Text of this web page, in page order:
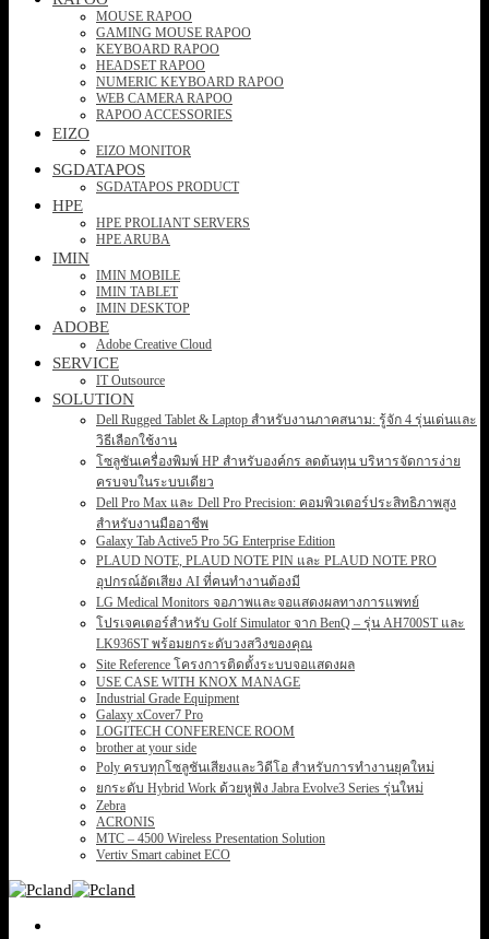
MOUSE RAPOO
GAMING MOUSE RAPOO
KEYBOARD RAPOO
HEADSET RAPOO
NUMERIC KEYBOARD RAPOO
WEB CAMERA RAPOO
RAPOO ACCESSORIES
EIZO
EIZO MONITOR
SGDATAPOS
SGDATAPOS PRODUCT
HPE
HPE PROLIANT SERVERS
HPE ARUBA
IMIN
IMIN MOBILE
IMIN TABLET
IMIN DESKTOP
ADOBE
Adobe Creative Cloud
SERVICE
IT Outsource
SOLUTION
Dell Rugged Tablet & Laptop สำหรับงานภาคสนาม: รู้จัก 4 รุ่นเด่นและ
วิธีเลือกใช้งาน
โซลูชันเครื่องพิมพ์ HP สำหรับองค์กร ลดต้นทุน บริหารจัดการง่าย
ครบจบในระบบเดียว
Dell Pro Max และ Dell Pro Precision: คอมพิวเตอร์ประสิทธิภาพสูง
สำหรับงานมืออาชีพ
Galaxy Tab Active5 Pro 5G Enterprise Edition
PLAUD NOTE, PLAUD NOTE PIN และ PLAUD NOTE PRO
อุปกรณ์อัดเสียง AI ที่คนทำงานต้องมี
LG Medical Monitors จอภาพและจอแสดงผลทางการแพทย์
โปรเจคเตอร์สำหรับ Golf Simulator จาก BenQ – รุ่น AH700ST และ
LK936ST พร้อมยกระดับวงสวิงของคุณ
Site Reference โครงการติดตั้งระบบจอแสดงผล
USE CASE WITH KNOX MANAGE
Industrial Grade Equipment
Galaxy xCover7 Pro
LOGITECH CONFERENCE ROOM
brother at your side
Poly ครบทุกโซลูชันเสียงและวิดีโอ สำหรับการทำงานยุคใหม่
ยกระดับ Hybrid Work ด้วยหูฟัง Jabra Evolve3 Series รุ่นใหม่
Zebra
ACRONIS
MTC – 4500 Wireless Presentation Solution
Vertiv Smart cabinet ECO